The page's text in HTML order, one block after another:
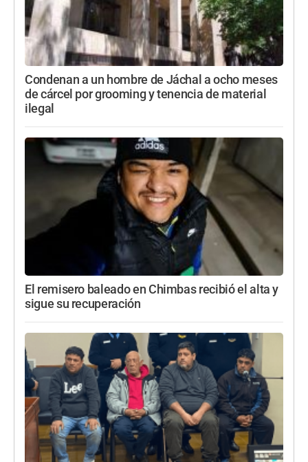
Condenan a un hombre de Jáchal a ocho meses
de cárcel por grooming y tenencia de material
ilegal
El remisero baleado en Chimbas recibió el alta y
sigue su recuperación